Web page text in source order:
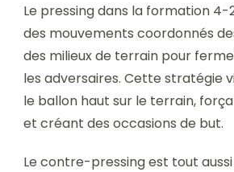
Le pressing dans la formation 4-
des mouvements coordonnés
des milieux de terrain pour
les adversaires. Cette stratégie
le ballon haut sur le terrain,
et créant des occasions de but.
Le contre-pressing est tout